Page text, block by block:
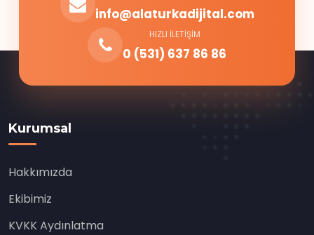
info@alaturkadijital.com
HIZLI İLETIŞIM
0 (531) 637 86 86
Kurumsal
Hakkımızda
Ekibimiz
KVKK Aydınlatma